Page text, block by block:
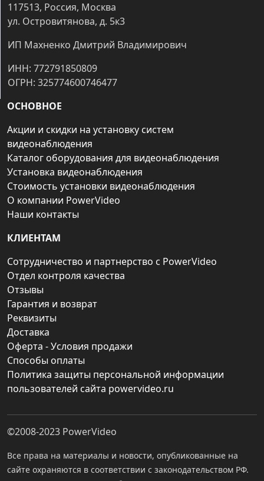
117513, Россия, Москва
ул. Островитянова, д. 5к3
ИП Махненко Дмитрий Владимирович
ИНН: 772791850809
ОГРН: 325774600746477
ОСНОВНОЕ
Акции и скидки на установку систем
видеонаблюдения
Каталог оборудования для видеонаблюдения
Установка видеонаблюдения
Стоимость установки видеонаблюдения
О компании PowerVideo
Наши контакты
КЛИЕНТАМ
Сотрудничество и партнерство с PowerVideo
Отдел контроля качества
Отзывы
Гарантия и возврат
Реквизиты
Доставка
Оферта - Условия продажи
Способы оплаты
Политика защиты персональной информации
пользователей сайта powervideo.ru
©2008-2023 PowerVideo
Все права на материалы и новости, опубликованные на
сайте охраняются в соответствии с законодательством РФ.